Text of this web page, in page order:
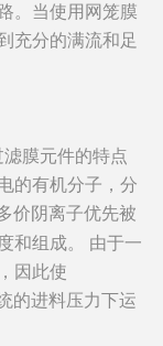
。当使用网笼膜
充分的满流和足
膜元件的特点
的有机分子，分
价阴离子优先被
和组成。 由于一
因此使
的进料压力下运